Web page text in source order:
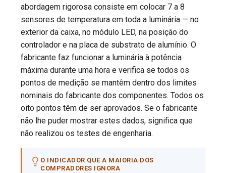
abordagem rigorosa consiste em colocar 7 a 8
sensores de temperatura em toda a luminária — no
exterior da caixa, no módulo LED, na posição do
controlador e na placa de substrato de alumínio. O
fabricante faz funcionar a luminária à potência
máxima durante uma hora e verifica se todos os
pontos de medição se mantêm dentro dos limites
nominais do fabricante dos componentes. Todos os
oito pontos têm de ser aprovados. Se o fabricante
não lhe puder mostrar estes dados, significa que
não realizou os testes de engenharia.
O INDICADOR QUE A MAIORIA DOS
COMPRADORES IGNORA